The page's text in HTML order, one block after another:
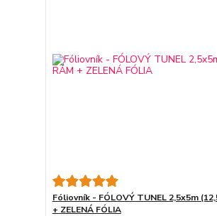
Fóliovník - FÓLOVÝ TUNEL 2,5x5m
+ ZELENÁ FÓLIA